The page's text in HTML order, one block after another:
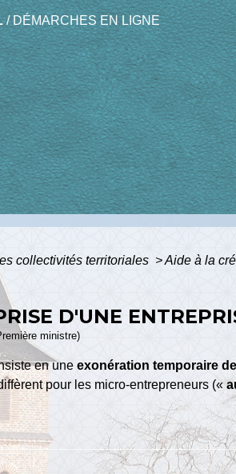
/DÉMARCHES EN LIGNE
collectivités territoriales > Aide à la
D'UNE
ministre)
en uneexonération temporaire
pour les micro-entrepreneurs («